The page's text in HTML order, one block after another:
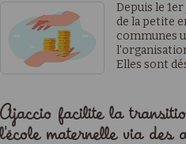
Depuis le
de la petite
communes
Elles sont
Ajaccio facilite la
l'école maternelle via des